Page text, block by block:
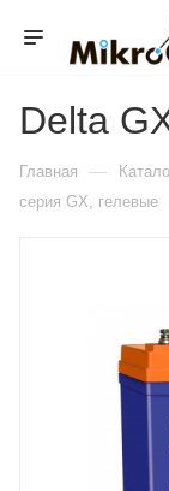
Delta
Главная —
серия GX, гелевые